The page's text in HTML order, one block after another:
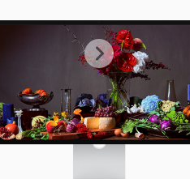
上
一
张
图
下
一
张
图